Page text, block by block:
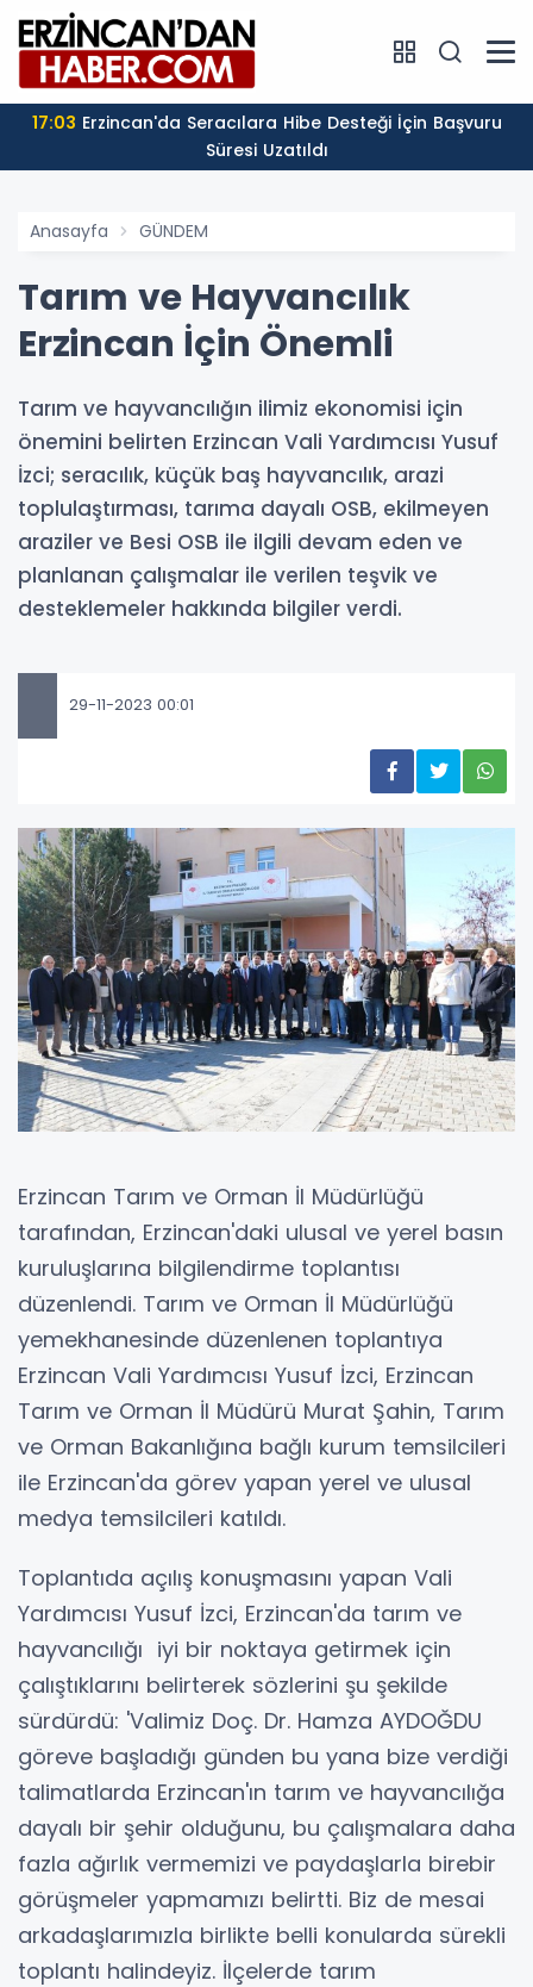
17:03
Süresi Uzatıldı
Anasayfa GÜNDEM
Tarım ve Hayvancılık
Erzincan İçin Önemli
Tarım ve hayvancılığın ilimiz ekonomisi için
önemini belirten Erzincan Vali Yardımcısı Yusuf
İzci; seracılık, küçük baş hayvancılık, arazi
toplulaştırması, tarıma dayalı OSB, ekilmeyen
araziler ve Besi OSB ile ilgili devam eden ve
planlanan çalışmalar ile verilen teşvik ve
desteklemeler hakkında bilgiler verdi.
29-11-2023 00:01
Erzincan Tarım ve Orman İl Müdürlüğü
tarafından, Erzincan'daki ulusal ve yerel basın
kuruluşlarına bilgilendirme toplantısı
düzenlendi. Tarım ve Orman İl Müdürlüğü
yemekhanesinde düzenlenen toplantıya
Erzincan Vali Yardımcısı Yusuf İzci, Erzincan
Tarım ve Orman İl Müdürü Murat Şahin, Tarım
ve Orman Bakanlığına bağlı kurum temsilcileri
ile Erzincan'da görev yapan yerel ve ulusal
medya temsilcileri katıldı.
Toplantıda açılış konuşmasını yapan Vali
Yardımcısı Yusuf İzci, Erzincan'da tarım ve
hayvancılığı iyi bir noktaya getirmek için
çalıştıklarını belirterek sözlerini şu şekilde
sürdürdü: 'Valimiz Doç. Dr. Hamza AYDOĞDU
göreve başladığı günden bu yana bize verdiği
talimatlarda Erzincan'ın tarım ve hayvancılığa
dayalı bir şehir olduğunu, bu çalışmalara daha
fazla ağırlık vermemizi ve paydaşlarla birebir
görüşmeler yapmamızı belirtti. Biz de mesai
arkadaşlarımızla birlikte belli konularda sürekli
toplantı halindeyiz. İlçelerde tarım